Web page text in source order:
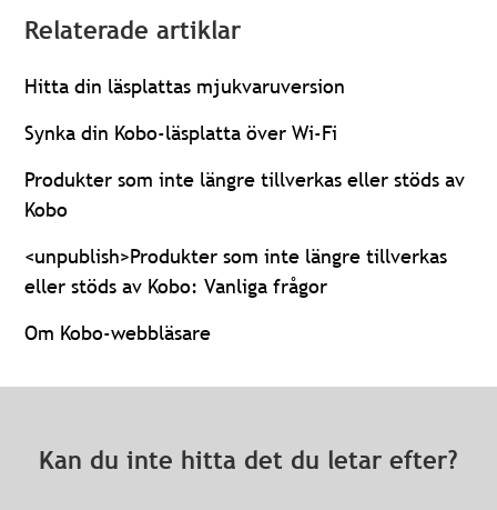
Relaterade artiklar
Hitta din läsplattas mjukvaruversion
Synka din Kobo-läsplatta över Wi-Fi
Produkter som inte längre tillverkas eller stöds av
Kobo
<unpublish>Produkter som inte längre tillverkas
eller stöds av Kobo: Vanliga frågor
Om Kobo-webbläsare
Kan du inte hitta det du letar efter?